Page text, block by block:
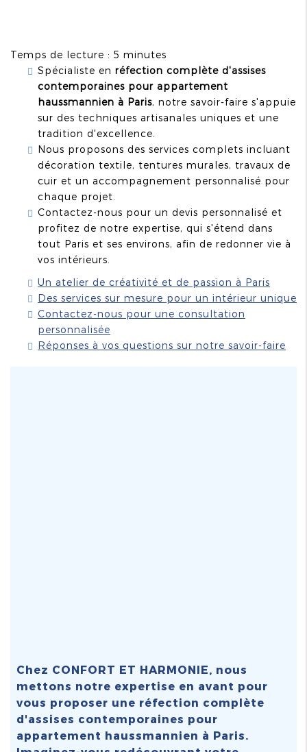
Temps de lecture : 5 minutes
Spécialiste en réfection complète d'assises
contemporaines pour appartement
haussmannien à Paris, notre savoir-faire s'appuie
sur des techniques artisanales uniques et une
tradition d'excellence.
Nous proposons des services complets incluant
décoration textile, tentures murales, travaux de
cuir et un accompagnement personnalisé pour
chaque projet.
Contactez-nous pour un devis personnalisé et
profitez de notre expertise, qui s'étend dans
tout Paris et ses environs, afin de redonner vie à
vos intérieurs.
Un atelier de créativité et de passion à Paris
Des services sur mesure pour un intérieur unique
Contactez-nous pour une consultation
personnalisée
Réponses à vos questions sur notre savoir-faire
Chez CONFORT ET HARMONIE, nous
mettons notre expertise en avant pour
vous proposer une réfection complète
d'assises contemporaines pour
appartement haussmannien à Paris.